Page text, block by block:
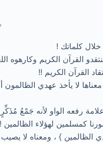
كلماتك !
القرآن الكريم وكارهوه
القرآن الكريم !!
لا يأخذ عهدي الظالمون
رفعه الواو لأنه جَمْعُ
كمسلمين لهؤلاء الظالمين
الظالمين } ، ومعناه لا